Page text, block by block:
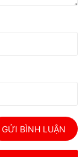
GỬI BÌNH LUẬN